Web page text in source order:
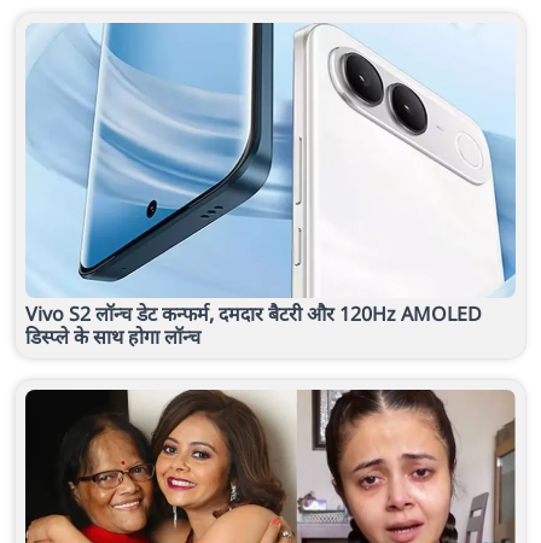
Vivo S2 लॉन्च डेट कन्फर्म, दमदार बैटरी और 120Hz AMOLED
डिस्प्ले के साथ होगा लॉन्च